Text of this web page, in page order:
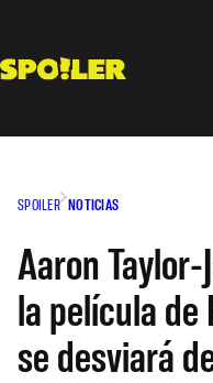
contenido
SPOILER NOTICIAS
Aaron
la película
se desviará